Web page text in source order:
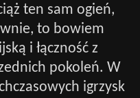
ten sam ogień,
to bowiem
i łączność z
pokoleń. W
igrzysk